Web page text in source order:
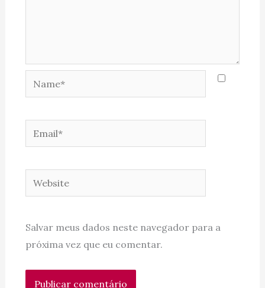
Name*
Email*
Website
Salvar meus dados neste navegador para a
próxima vez que eu comentar.